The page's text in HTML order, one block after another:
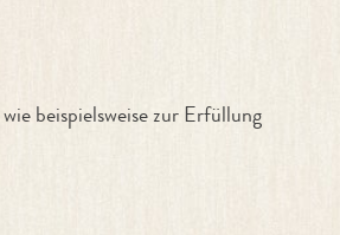
beispielsweise zur Erfüllung